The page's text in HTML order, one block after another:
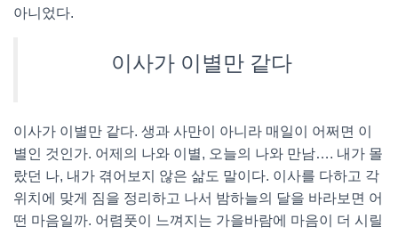
아니었다.
이사가 이별만 같다
이사가 이별만 같다. 생과 사만이 아니라 매일이 어쩌면 이
별인 것인가. 어제의 나와 이별, 오늘의 나와 만남…. 내가 몰
랐던 나, 내가 겪어보지 않은 삶도 말이다. 이사를 다하고 각
위치에 맞게 짐을 정리하고 나서 밤하늘의 달을 바라보면 어
떤 마음일까. 어렴풋이 느껴지는 가을바람에 마음이 더 시릴